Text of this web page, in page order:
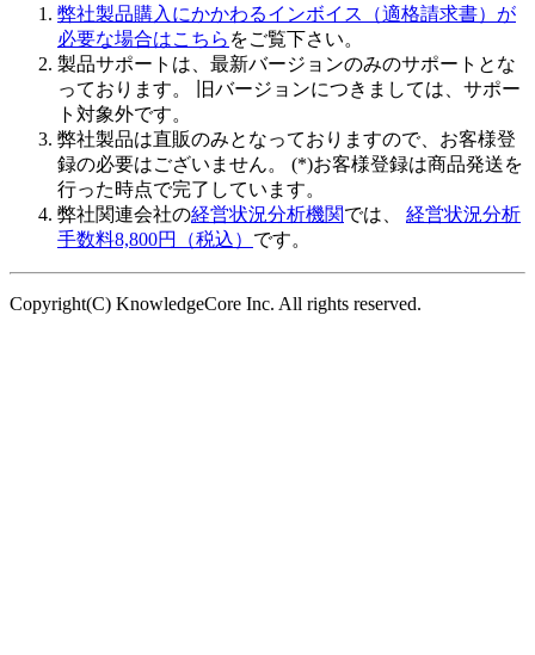
弊社製品購入にかかわるインボイス（適格請求書）が
必要な場合はこちら をご覧下さい。
製品サポートは、 最新バージョンのみのサポート とな
っております。 旧バージョンにつきましては、サポー
ト対象外です。
弊社製品は直販のみとなっておりますので、お客様登
録の必要はございません。 (*)お客様登録は商品発送を
行った時点で完了しています。
弊社関連会社の経営状況分析機関では、 経営状況分析
手数料8,800円（税込） です。
Copyright(C) KnowledgeCore Inc. All rights reserved.